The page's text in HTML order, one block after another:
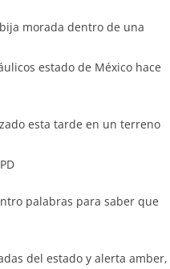
morada dentro de una
estado de México hace
esta tarde en un terreno
palabras para saber que
del estado y alerta amber,